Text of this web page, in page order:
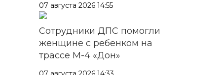
07 августа 2026 14:55
Сотрудники ДПС помогли
женщине с ребенком на
трассе М-4 «Дон»